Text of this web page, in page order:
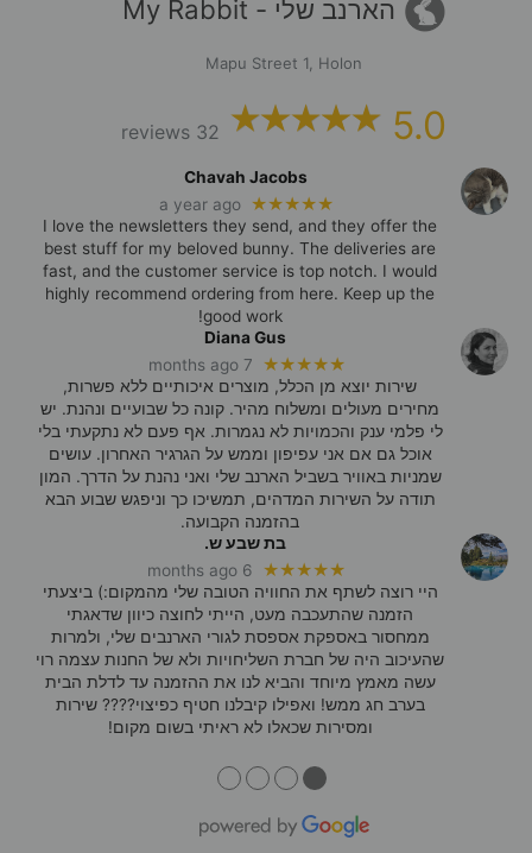
הארנב שלי - My Rabbit
Mapu Street 1, Holon
5.0
32 reviews
Chavah Jacobs
★★★★★
a year ago
I love the newsletters they send, and they offer the
best stuff for my beloved bunny. The deliveries are
fast, and the customer service is top notch. I would
highly recommend ordering from here. Keep up the
good work!
Diana Gus
★★★★★
7 months ago
שירות יוצא מן הכלל, מוצרים איכותיים ללא פשרות,
מחירים מעולים ומשלוח מהיר. קונה כל שבועיים ונהנת. יש
לי פלמי ענק והכמויות לא נגמרות. אף פעם לא נתקעתי בלי
אוכל גם אם אני עפיפון וממש על הגרגיר האחרון. עושים
שמניות באוויר בשביל הארנב שלי ואני נהנת על הדרך. המון
תודה על השירות המדהים, תמשיכו כך וניפגש שבוע הבא
בהזמנה הקבועה.
בת שבע ש.
★★★★★
6 months ago
היי רוצה לשתף את החוויה הטובה שלי מהמקום:) ביצעתי
הזמנה שהתעכבה מעט, הייתי לחוצה כיוון שדאגתי
ממחסור באספקת אספסת לגורי הארנבים שלי, ולמרות
שהעיכוב היה של חברת השליחויות ולא של החנות עצמה רוי
עשה מאמץ מיוחד והביא לנו את ההזמנה עד לדלת הבית
בערב חג ממש! ואפילו קיבלנו חטיף כפיצוי???? שירות
ומסירות שכאלו לא ראיתי בשום מקום!
●
●
●
●